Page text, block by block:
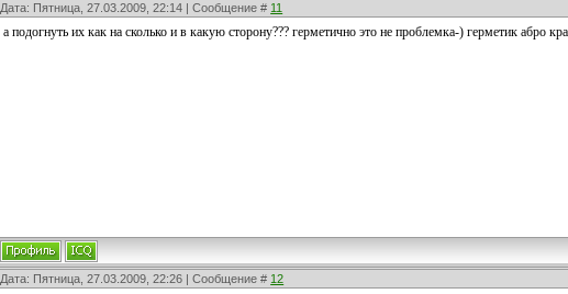
Дата: Пятница, 27.03.2009, 22:14 | Сообщение # 11
а подогнуть их как на сколько и в какую сторону??? герметично это не проблемка-) герметик абро
Дата: Пятница, 27.03.2009, 22:26 | Сообщение # 12